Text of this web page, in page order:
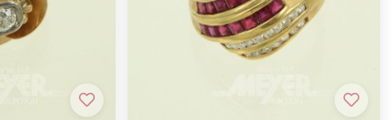
Zur Merkliste hinzufügen Zur